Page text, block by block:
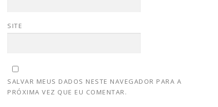
SITE
SALVAR MEUS DADOS NESTE NAVEGADOR PARA A
PRÓXIMA VEZ QUE EU COMENTAR.